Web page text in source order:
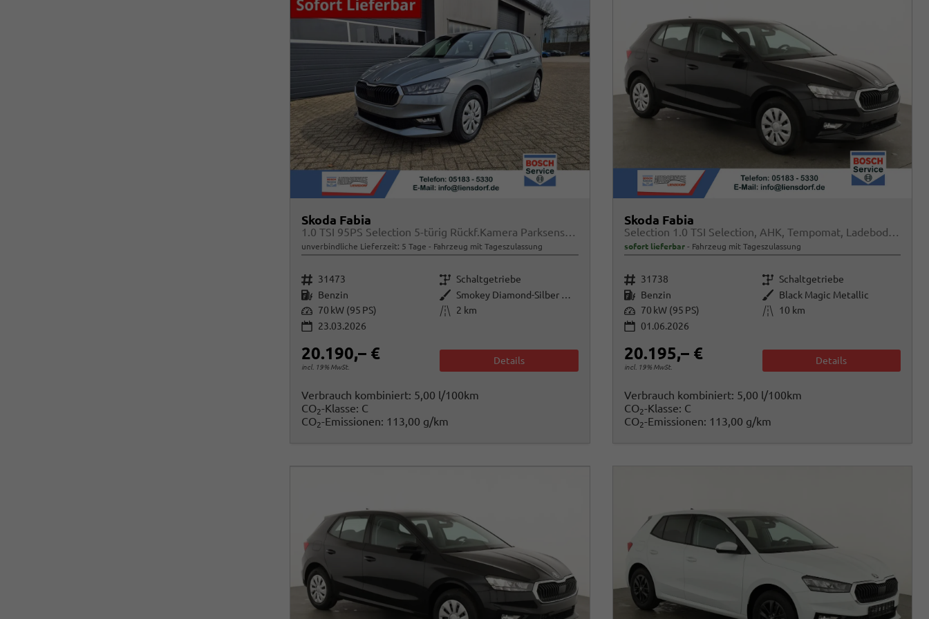
Skoda Fabia
1.0 TSI 95PS Selection 5-türig Rückf.Kamera Parksensoren Sitzheizung Multifunktionslenkrad Klima Skoda-Radio Bluetooth Touchscreen Tempomat Nebelsch. Apple CarPlay + Android Auto
unverbindliche Lieferzeit: 5 Tage Fahrzeug mit Tageszulassung
Fahrzeugnr. 31473 Getriebe Schaltgetriebe
Kraftstoff Benzin Außenfarbe
Smokey Diamond-Silber Metallic
Leistung 70 kW (95 PS) Kilometerstand 2 km
23.03.2026
20.190,– €
incl. 19% MwSt.
Details
Verbrauch kombiniert: 5,00 l/100km
CO2-Klasse: C
CO2-Emissionen: 113,00 g/km
Skoda Fabia
Selection 1.0 TSI Selection, AHK, Tempomat, Ladeboden, Park, Winterpaket, SmartLink, 4-J Garantie
sofort lieferbar Fahrzeug mit Tageszulassung
Fahrzeugnr. 31738 Getriebe Schaltgetriebe
Kraftstoff Benzin Außenfarbe Black Magic Metallic
Leistung 70 kW (95 PS) Kilometerstand
10 km
01.06.2026
20.195,– €
incl. 19% MwSt.
Details
Verbrauch kombiniert: 5,00 l/100km
CO2-Klasse: C
CO2-Emissionen: 113,00 g/km